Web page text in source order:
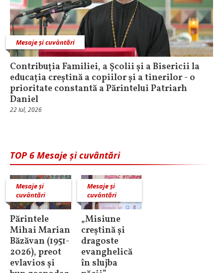
Mesaje și cuvântări
Contribuția Familiei, a Școlii și a Bisericii la
educația creștină a copiilor și a tinerilor - o
prioritate constantă a Părintelui Patriarh
Daniel
22 Iul, 2026
TOP 6 Mesaje și cuvântări
Mesaje și
cuvântări
Părintele
Mihai Marian
Băzăvan (1951-
2026), preot
evlavios și
Mesaje și
cuvântări
„Misiune
creștină și
dragoste
evanghelică
în slujba